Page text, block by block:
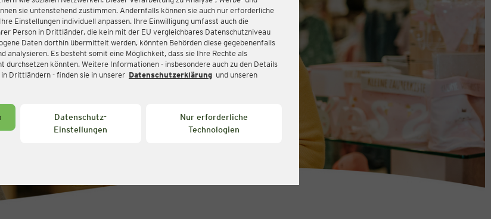
sie untenstehend zustimmen. Andernfalls können sie auch nur erforderliche
Einstellungen individuell anpassen. Ihre Einwilligung umfasst auch die
Person in Drittländer, die kein mit der EU vergleichbares Datenschutzniveau
Daten dorthin übermittelt werden, könnten Behörden diese gegebenenfalls
analysieren. Es besteht somit eine Möglichkeit, dass sie Ihre Rechte als
durchsetzen könnten. Weitere Informationen - insbesondere auch zu den Details
Drittländern - finden sie in unserer Datenschutzerklärung und unseren
Datenschutz-
Einstellungen
Nur erforderliche
Technologien